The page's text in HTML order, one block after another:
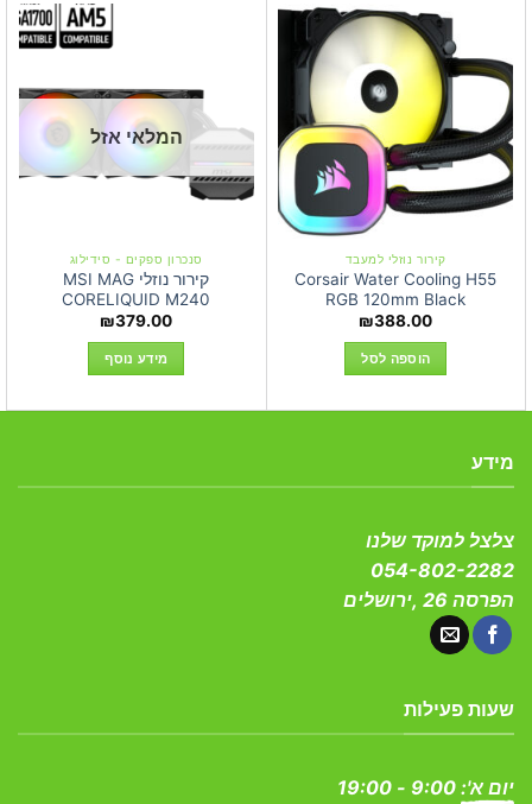
קירור נוזלי למעבד
Corsair Water Cooling H55
RGB 120mm Black
₪388.00
הוספה לסל
המלאי אזל
סנכרון ספקים - סידילוג
קירור נוזלי MSI MAG
CORELIQUID M240
₪379.00
מידע נוסף
מידע
צלצל למוקד שלנו
054-802-2282
הפרסה 26 ,ירושלים
שעות פעילות
יום א':